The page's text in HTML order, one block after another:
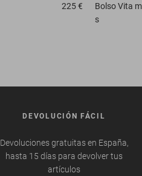
225 € BolsoVita
s
DEVOLUCIÓN FÁCIL
Devoluciones gratuitas en España,
hasta 15 días para devolver tus
artículos